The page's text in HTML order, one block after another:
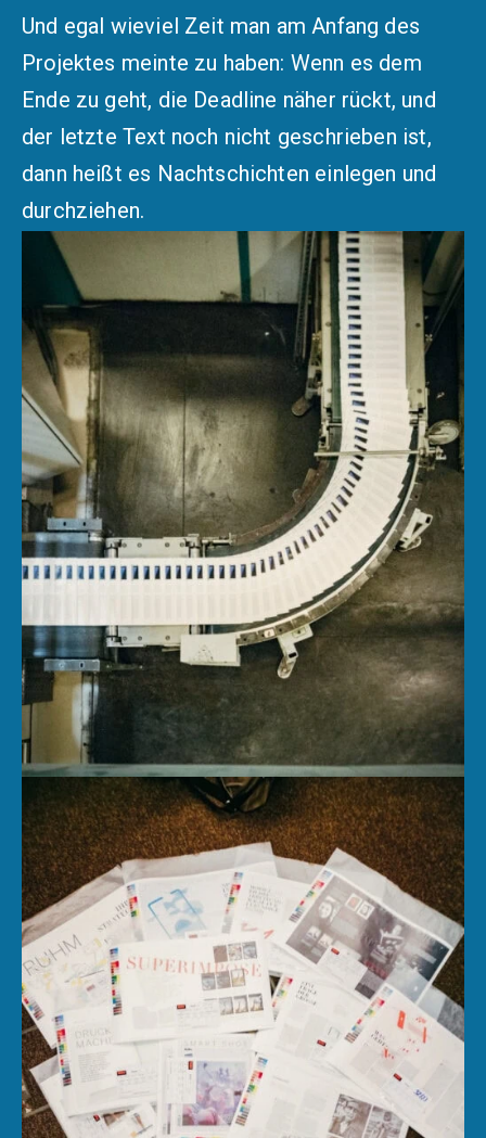
Und egal wieviel Zeit man am Anfang des
Projektes meinte zu haben: Wenn es dem
Ende zu geht, die Deadline näher rückt, und
der letzte Text noch nicht geschrieben ist,
dann heißt es Nachtschichten einlegen und
durchziehen.